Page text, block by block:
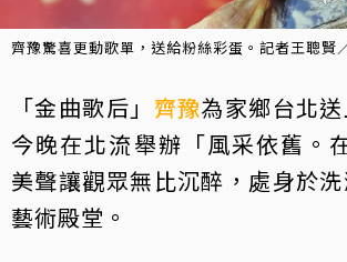
齊豫驚喜更動歌單，送給粉絲彩蛋。記者王聰賢
「金曲歌后」 齊豫為家鄉台北
今晚在北流舉辦「風采依舊。
美聲讓觀眾無比沉醉，處身於
藝術殿堂。